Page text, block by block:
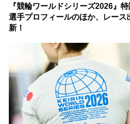
『競輪ワールドシリーズ2026』
選手プロフィールのほか、レース
新！